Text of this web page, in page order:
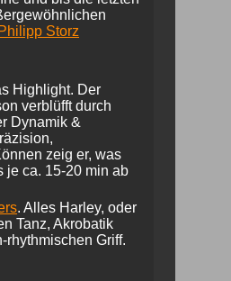
Storz
Highlight. Der
verblüfft durch
Dynamik &
zeig er, was
je ca. 15-20 min ab
. Alles Harley, oder
Tanz, Akrobatik
rhythmischen Griff.